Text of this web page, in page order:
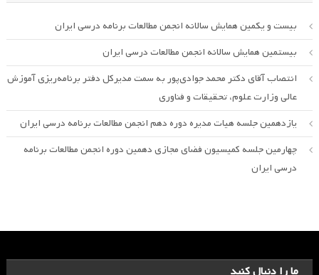
بیست و یکمین همایش سالانه انجمن مطالعات برنامه درسی ایران
بیستمین همایش سالانه انجمن مطالعات درسی ایران
انتصاب آقای دکتر محمد جوادی‌پور به سمت مدیرکل دفتر برنامه‌ریزی آموزش
عالی وزارت علوم، تحقیقات و فناوری
یازدهمین جلسه هیات مدیره دوره دهم انجمن مطالعات برنامه درسی ایران
چهارمین جلسه کمیسیون فضای مجازی دهمین دوره انجمن مطالعات برنامه
درسی ایران
ما را دنبال کنید